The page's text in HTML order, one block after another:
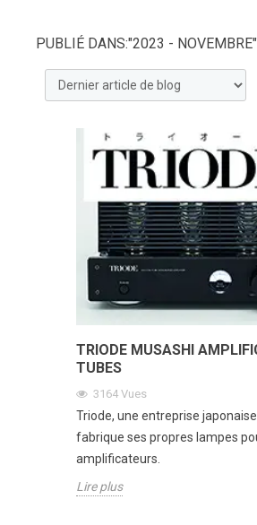
PUBLIÉ DANS:"2023 - NOVEMBRE"
TRIODE MUSASHI
TUBES
3164 Vues
Triode, une entreprise
fabrique ses propres lampes
amplificateurs.
Lire plus